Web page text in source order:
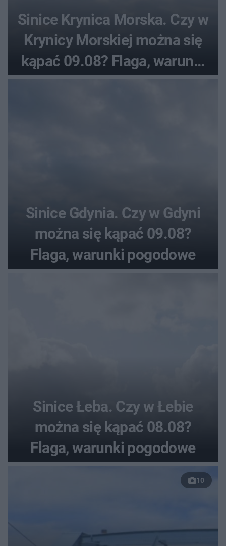
Sinice Krynica Morska. Czy w
Krynicy Morskiej można się
kąpać 09.08? Flaga, warunki
pogodowe
Sinice Gdynia. Czy w Gdyni
można się kąpać 09.08?
Flaga, warunki pogodowe
Sinice Łeba. Czy w Łebie
można się kąpać 08.08?
Flaga, warunki pogodowe
10